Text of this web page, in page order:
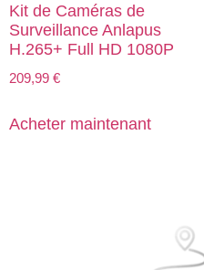
Kit de Caméras de
Surveillance Anlapus
H.265+ Full HD 1080P
209,99 €
Acheter maintenant